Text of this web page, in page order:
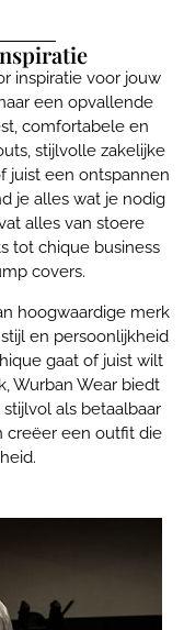
inspiratie voor jouw
een opvallende
comfortabele en
stijlvolle zakelijke
juist een ontspannen
je alles wat je nodig
alles van stoere
tot chique business
covers.
hoogwaardige merk
en persoonlijkheid
gaat of juist wilt
Wurban Wear biedt
als betaalbaar
creëer een outfit die